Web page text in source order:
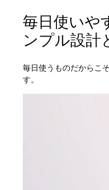
毎日使いや
ンプル設計
毎日使うものだからこ
す。